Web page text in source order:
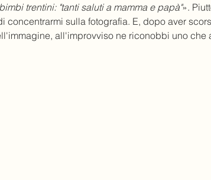
trentini: "tanti saluti a mamma e papà"».
concentrarmi sulla fotografia. E, dopo aver
all'improvviso ne riconobbi uno che